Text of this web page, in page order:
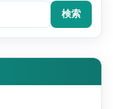
検索